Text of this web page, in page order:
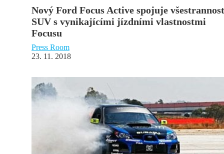
Nový Ford Focus Active spojuje všestrannost
SUV s vynikajícími jízdními vlastnostmi
Focusu
Press Room
23. 11. 2018